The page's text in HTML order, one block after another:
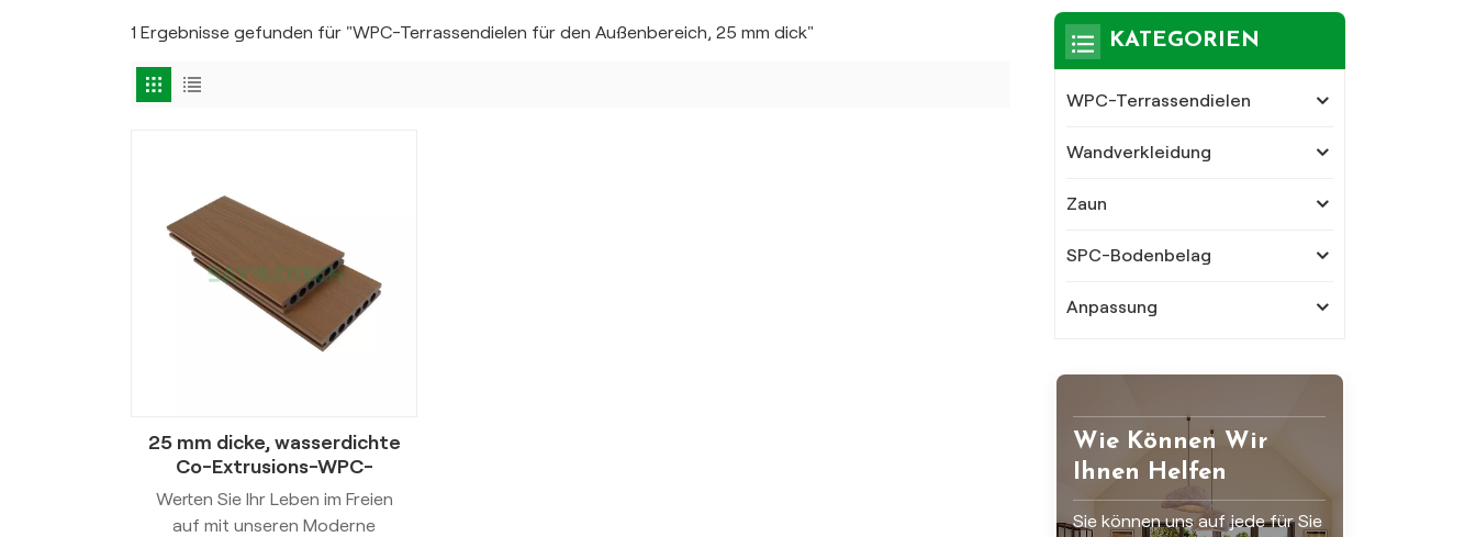
1 Ergebnisse gefunden für "WPC-Terrassendielen für den Außenbereich, 25 mm dick"
25 mm dicke, wasserdichte
Co-Extrusions-WPC-
Terrassendielen für
Außenbereiche
Werten Sie Ihr Leben im Freien
auf mit unseren Moderne
KATEGORIEN
WPC-Terrassendielen
Wandverkleidung
Zaun
SPC-Bodenbelag
Anpassung
Wie Können Wir
Ihnen Helfen
Sie können uns auf jede für Sie